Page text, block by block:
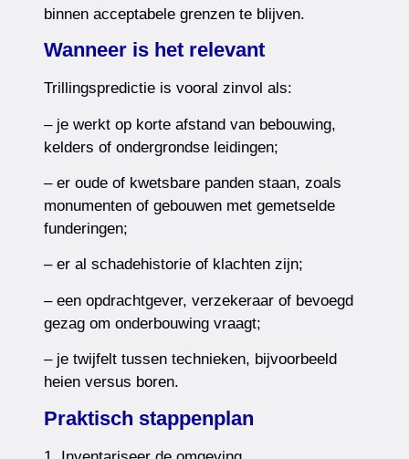
binnen acceptabele grenzen te blijven.
Wanneer is het relevant
Trillingspredictie is vooral zinvol als:
– je werkt op korte afstand van bebouwing,
kelders of ondergrondse leidingen;
– er oude of kwetsbare panden staan, zoals
monumenten of gebouwen met gemetselde
funderingen;
– er al schadehistorie of klachten zijn;
– een opdrachtgever, verzekeraar of bevoegd
gezag om onderbouwing vraagt;
– je twijfelt tussen technieken, bijvoorbeeld
heien versus boren.
Praktisch stappenplan